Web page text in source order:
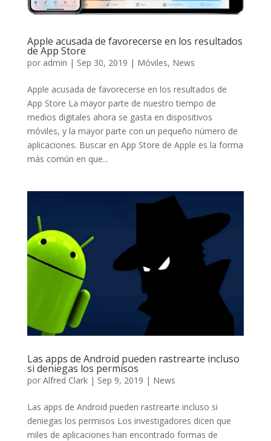
Apple acusada de favorecerse en los resultados
de App Store
por admin | Sep 30, 2019 | Móviles, News
Apple acusada de favorecerse en los resultados de
App Store La mayor parte de nuestro tiempo de
medios digitales ahora se gasta en dispositivos
móviles, y la mayor parte con un pequeño número de
aplicaciones. Buscar en App Store de Apple es la forma
más común en que...
Las apps de Android pueden rastrearte incluso
si deniegas los permisos
por Alfred Clark| Sep 9, 2019 | News
Las apps de Android pueden rastrearte incluso si
deniegas los permisos Los investigadores dicen que
miles de aplicaciones han encontrado formas de